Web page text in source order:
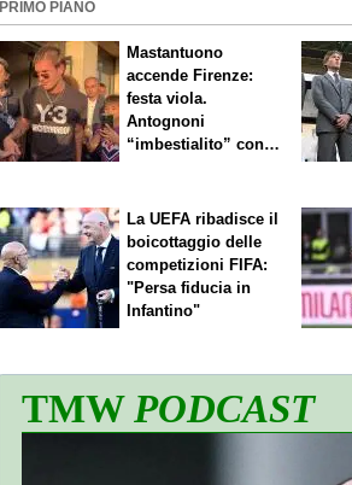
PRIMO PIANO
Mastantuono
accende Firenze:
festa viola.
Antognoni
“imbestialito” con
La UEFA ribadisce il
boicottaggio delle
competizioni FIFA:
"Persa fiducia in
Infantino"
TMWPODCAST